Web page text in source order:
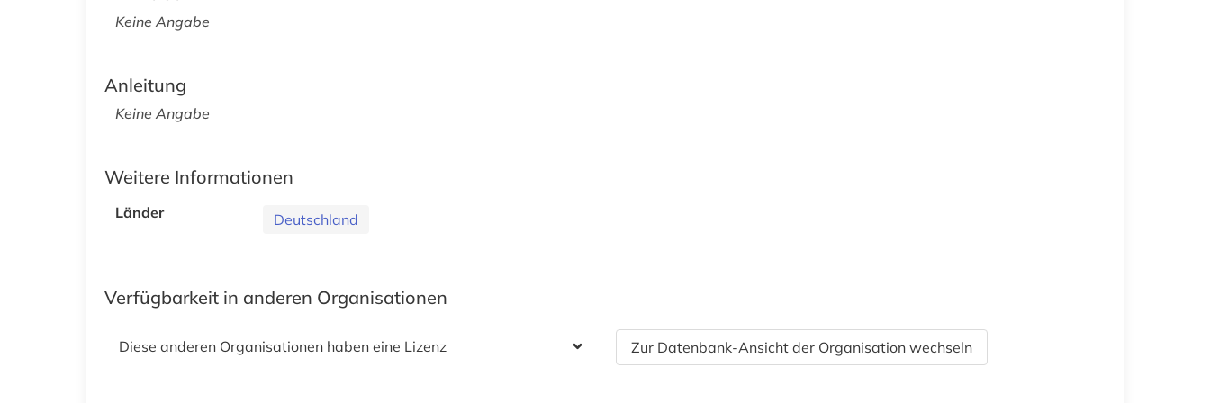
Keine Angabe
Anleitung
Keine Angabe
Weitere Informationen
Länder Deutschland
Verfügbarkeit in anderen Organisationen
Diese anderen Organisationen haben eine Lizenz Zur Datenbank-Ansicht der Organisation wechseln